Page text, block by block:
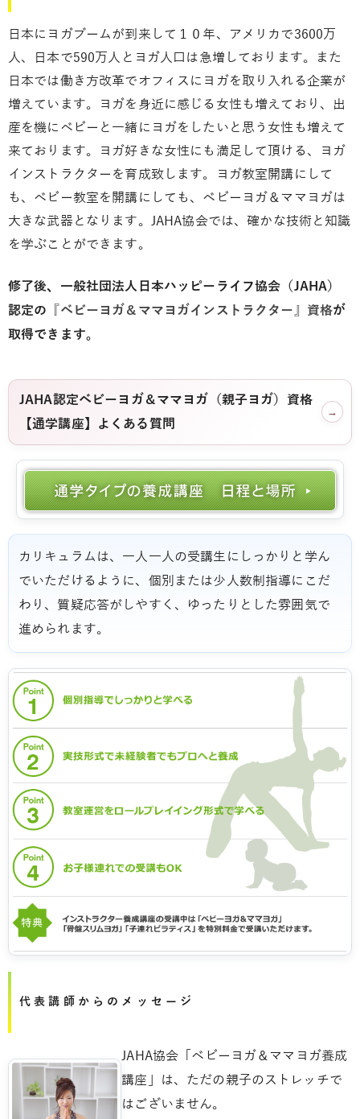
日本にヨガブームが到来して１０年、アメリカで3600万
人、日本で590万人とヨガ人口は急増しております。また
日本では働き方改革でオフィスにヨガを取り入れる企業が
増えています。ヨガを身近に感じる女性も増えており、出
産を機にベビーと一緒にヨガをしたいと思う女性も増えて
来ております。ヨガ好きな女性にも満足して頂ける、ヨガ
インストラクターを育成致します。ヨガ教室開講にして
も、ベビー教室を開講にしても、ベビーヨガ＆ママヨガは
大きな武器となります。JAHA協会では、確かな技術と知識
を学ぶことができます。
修了後、一般社団法人日本ハッピーライフ協会（JAHA）
認定の 『ベビーヨガ＆ママヨガインストラクター』資格が
取得できます。
JAHA認定ベビーヨガ＆ママヨガ（親子ヨガ）資格
【通学講座】よくある質問
→
カリキュラムは、一人一人の受講生にしっかりと学ん
でいただけるように、個別または少人数制指導にこだ
わり、質疑応答がしやすく、ゆったりとした雰囲気で
進められます。
代表講師からのメッセージ
JAHA協会「ベビーヨガ＆ママヨガ養成
講座」は、ただの親子のストレッチで
はございません。